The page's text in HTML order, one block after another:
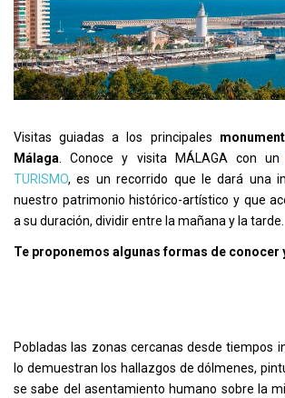
Visitas guiadas a los principales
Málaga. Conoce y visita MÁLAGA con un
TURISMO, es un recorrido que le dará una
nuestro patrimonio histórico-artístico y que
a su duración, dividir entre la mañana y la tarde.
Te proponemos algunas formas de conocer
Pobladas las zonas cercanas desde tiempos
lo demuestran los hallazgos de dólmenes,
se sabe del asentamiento humano sobre la